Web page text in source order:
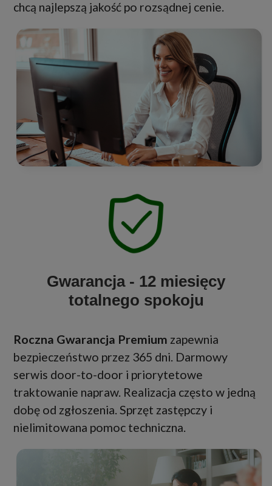
chcą najlepszą jakość po rozsądnej cenie.
Gwarancja - 12 miesięcy
totalnego spokoju
Roczna Gwarancja Premium zapewnia
bezpieczeństwo przez 365 dni. Darmowy
serwis door-to-door i priorytetowe
traktowanie napraw. Realizacja często w jedną
dobę od zgłoszenia. Sprzęt zastępczy i
nielimitowana pomoc techniczna.